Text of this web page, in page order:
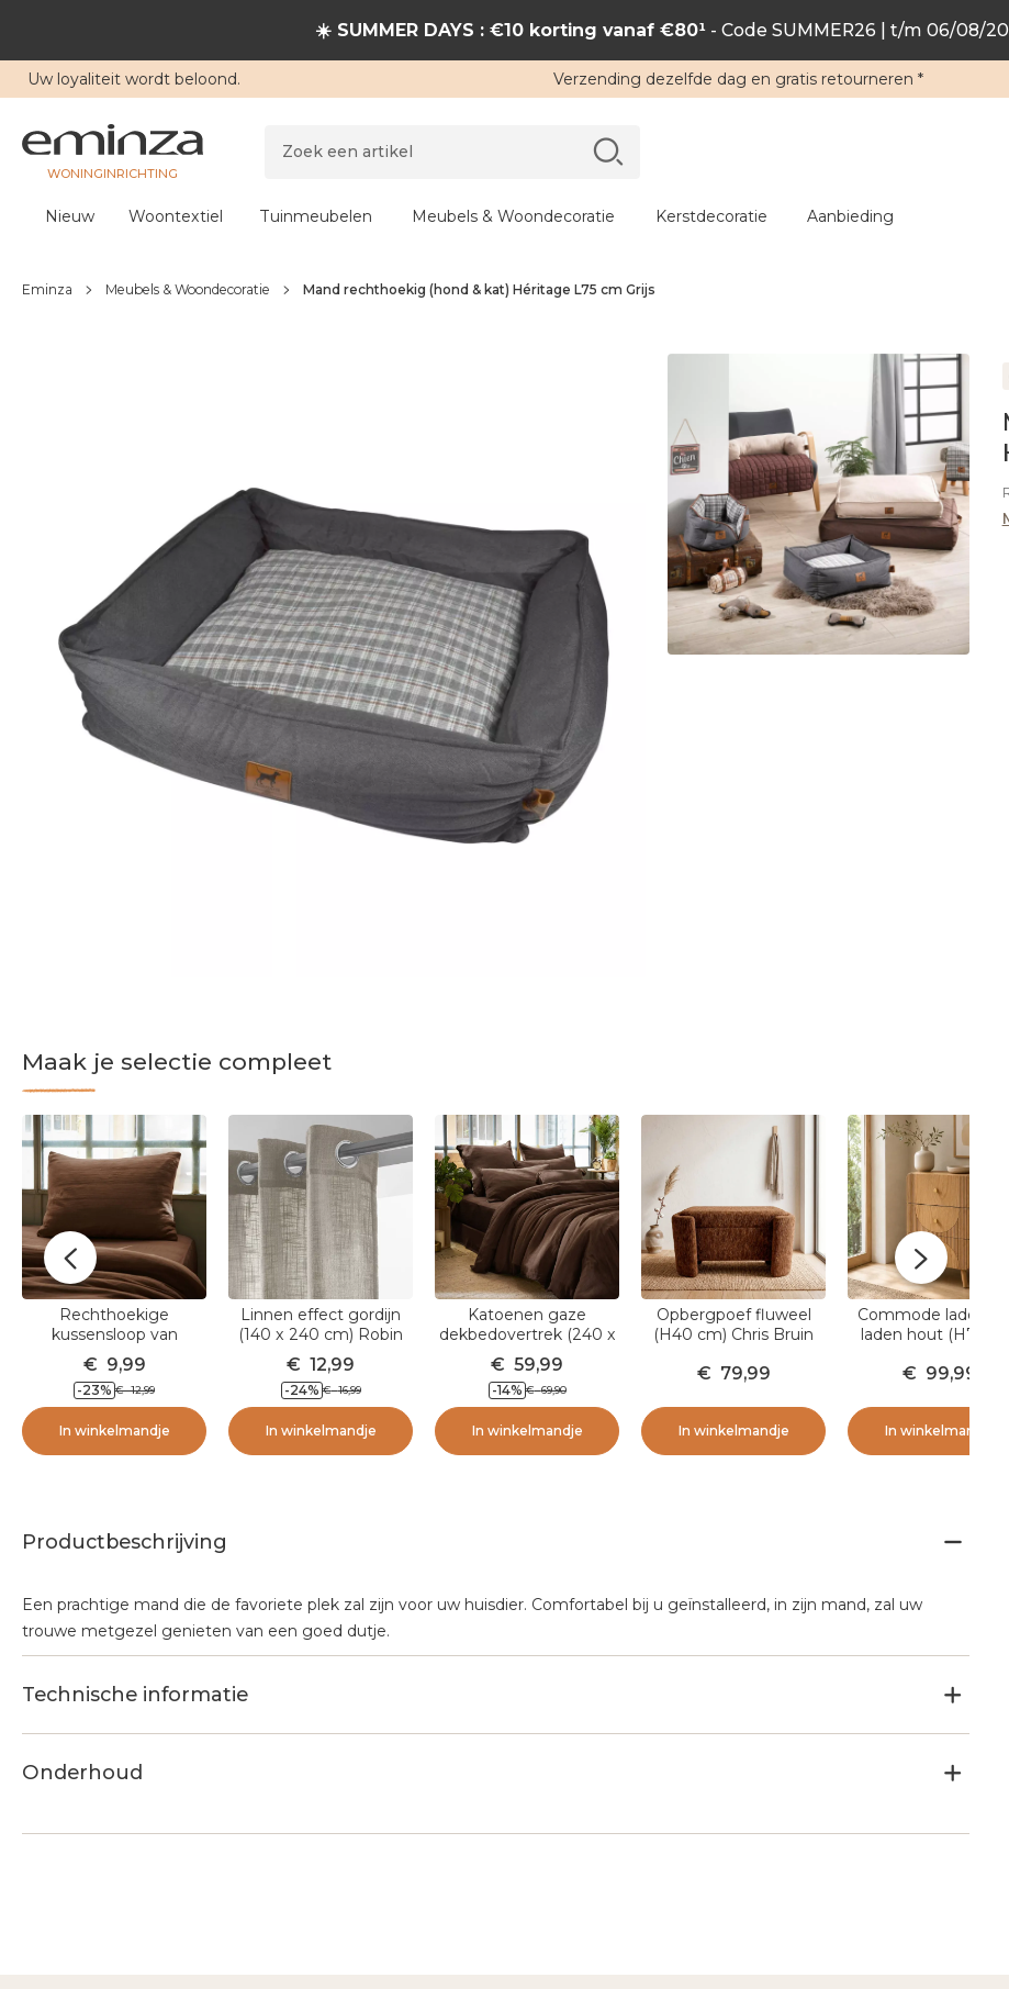
☀️ SUMMER DAYS : €10 korting vanaf €80¹- Code SUMMER26 | t/m 06/08/
Uw loyaliteit wordt beloond. Verzending dezelfde dag en gratis retourneren *
WONINGINRICHTING
Nieuw Woontextiel Tuinmeubelen Meubels & Woondecoratie Kerstdecoratie Aanbieding
Eminza Meubels & Woondecoratie Mand rechthoekig (hond & kat) Héritage L75 cm Grijs
Maak je selectie compleet
Rechthoekige
kussensloop van
katoenen gaze (50 x 70
cm) Gaia Bruin
€ 9,99
-23% € 12,99
In winkelmandje
Linnen effect gordijn
(140 x 240 cm) Robin
Taupe
€ 12,99
-24% € 16,99
In winkelmandje
Katoenen gaze
dekbedovertrek (240 x
220 cm) Gaïa Bruin
€ 59,99
-14% € 69,90
In winkelmandje
Opbergpoef fluweel
(H40 cm) Chris Bruin
€ 79,99
In winkelmandje
Commode ladekast
laden hout (H70 cm)
€ 99,99
In winkelmandje
Productbeschrijving
Een prachtige mand die de favoriete plek zal zijn voor uw huisdier. Comfortabel bij u geïnstalleerd, in zijn mand, zal uw
trouwe metgezel genieten van een goed dutje.
Technische informatie
Onderhoud